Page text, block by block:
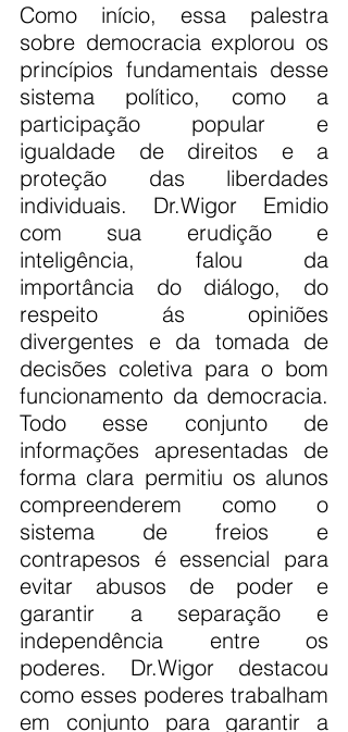
Como início, essa palestra
sobre democracia explorou os
princípios fundamentais desse
sistema político, como a
participação popular e
igualdade de direitos e a
proteção das liberdades
individuais. Dr.Wigor Emidio
com sua erudição e
inteligência, falou da
importância do diálogo, do
respeito ás opiniões
divergentes e da tomada de
decisões coletiva para o bom
funcionamento da democracia.
Todo esse conjunto de
informações apresentadas de
forma clara permitiu os alunos
compreenderem como o
sistema de freios e
contrapesos é essencial para
evitar abusos de poder e
garantir a separação e
independência entre os
poderes. Dr.Wigor destacou
como esses poderes trabalham
em conjunto para garantir a